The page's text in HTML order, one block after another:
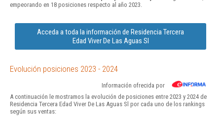
empeorando en 18 posiciones respecto al año 2023.
Acceda a toda la información de Residencia Tercera
Edad Viver De Las Aguas Sl
Evolución posiciones 2023 - 2024
Información ofrecida por
A continuación le mostramos la evolución de posiciones entre 2023 y 2024 de
Residencia Tercera Edad Viver De Las Aguas Sl por cada uno de los rankings
según sus ventas: